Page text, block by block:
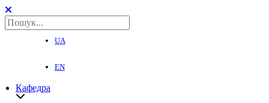
UA
EN
Кафедра